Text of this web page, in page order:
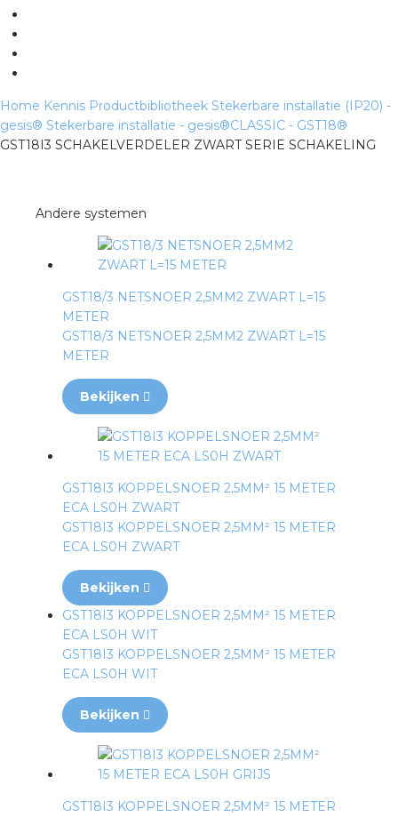
Home Kennis Productbibliotheek Stekerbare installatie (IP20) -
gesis® Stekerbare installatie - gesis®CLASSIC - GST18®
GST18I3 SCHAKELVERDELER ZWART SERIE SCHAKELING
Andere systemen
GST18/3 NETSNOER 2,5MM2 ZWART L=15
METER
GST18/3 NETSNOER 2,5MM2 ZWART L=15
METER
Bekijken
GST18I3 KOPPELSNOER 2,5MM² 15 METER
ECA LS0H ZWART
GST18I3 KOPPELSNOER 2,5MM² 15 METER
ECA LS0H ZWART
Bekijken
GST18I3 KOPPELSNOER 2,5MM² 15 METER
ECA LS0H WIT
GST18I3 KOPPELSNOER 2,5MM² 15 METER
ECA LS0H WIT
Bekijken
GST18I3 KOPPELSNOER 2,5MM² 15 METER